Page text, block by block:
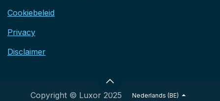
Cookiebeleid
Privacy
Disclaimer
Copyright © Luxor 2025 Nederlands (BE)